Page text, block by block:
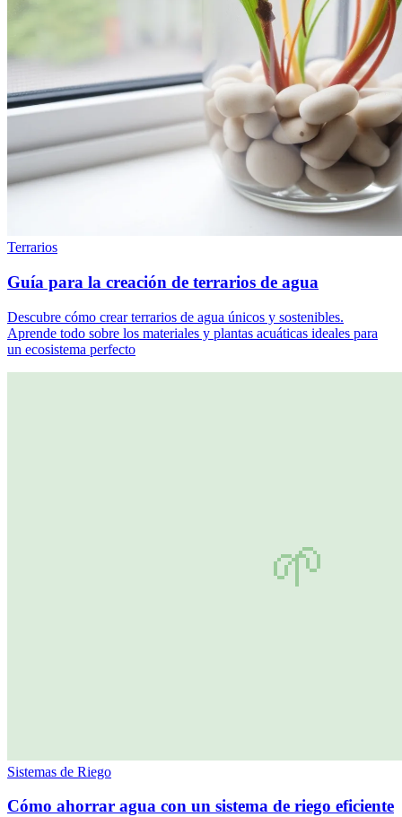
Terrarios
Guía para la creación de terrarios de agua
Descubre cómo crear terrarios de agua únicos y sostenibles.
Aprende todo sobre los materiales y plantas acuáticas ideales para
un ecosistema perfecto
Sistemas de Riego
Cómo ahorrar agua con un sistema de riego eficiente